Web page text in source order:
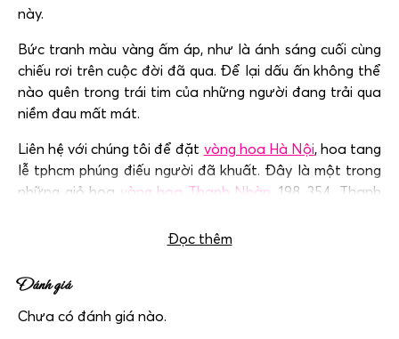
này.
Bức tranh màu vàng ấm áp, như là ánh sáng cuối cùng
chiếu rơi trên cuộc đời đã qua. Để lại dấu ấn không thể
nào quên trong trái tim của những người đang trải qua
niềm đau mất mát.
Liên hệ với chúng tôi để đặt vòng hoa Hà Nội, hoa tang
lễ tphcm phúng điếu người đã khuất. Đây là một trong
những giỏ hoa vòng hoa Thanh Nhàn , 198, 354, Thanh
Đọc thêm
Đánh giá
Chưa có đánh giá nào.